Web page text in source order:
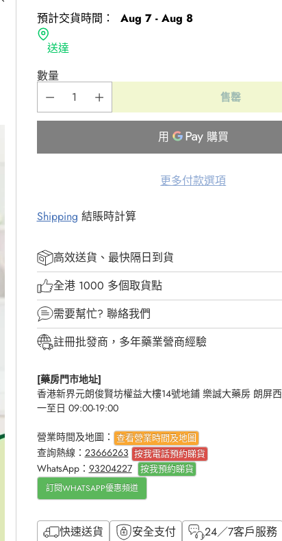
預計交貨時間：
Aug 7 - Aug 8
送達
數量
售罄
更多付款選項
Shipping 結賬時計算
高效送貨、最快隔日到貨
全港 1000 多個取貨點
需要幫忙? 聯絡我們
註冊批發商，多年藥業營商經驗
[藥房門市地址]
香港新界元朗俊賢坊權益大樓14號地鋪 樂誠大藥房 朗屏
一至日 09:00-19:00
營業時間及地圖： 查看營業時間及地圖
查詢熱線： 23666263 按我電話預約睇貨
WhatsApp： 93204227 按我預約睇貨
訂閱WHATSAPP優惠頻道
快速送貨 安全支付
24／7客戶服務